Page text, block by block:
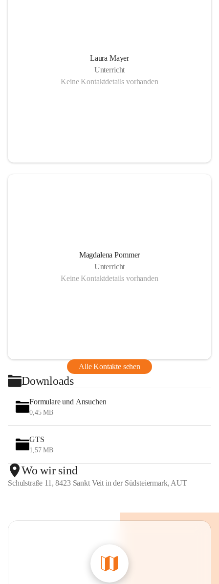
Laura Mayer
Unterricht
Keine Kontaktdetails vorhanden
Magdalena Pommer
Unterricht
Keine Kontaktdetails vorhanden
Alle Kontakte sehen
Downloads
Formulare und Ansuchen
0,45 MB
GTS
1,57 MB
Wo wir sind
Schulstraße 11, 8423 Sankt Veit in der Südsteiermark, AUT